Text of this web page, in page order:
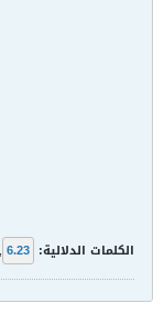
الكلمات الدلالية: 6.23
,